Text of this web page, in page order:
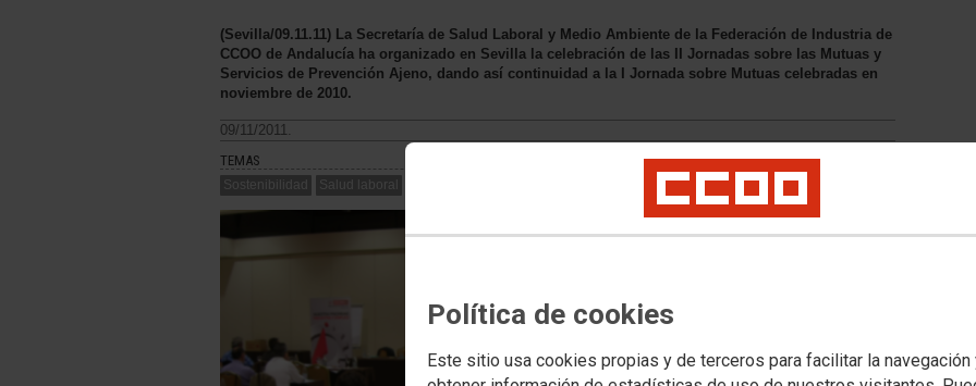
Política de cookies
Este sitio usa cookies propias y de terceros para facilitar la navegación
(Sevilla/09.11.11) La Secretaría de Salud Laboral y Medio Ambiente de la Federación de Industria de
CCOO de Andalucía ha organizado en Sevilla la celebración de las II Jornadas sobre las Mutuas y
Servicios de Prevención Ajeno, dando así continuidad a la I Jornada sobre Mutuas celebradas en
noviembre de 2010.
09/11/2011.
TEMAS
Sostenibilidad Salud laboral